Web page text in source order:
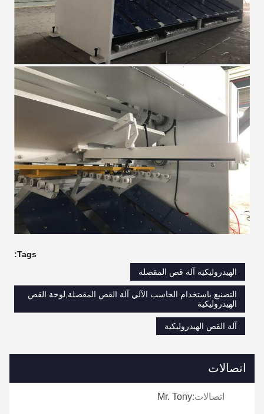
Tags:
الهيدروليكية آلة قص المقصلة
التصنيع باستخدام الحاسب الآلي آلة القص المقصلة,لوحة القص
الهيدروليكية
آلة القص الهيدروليكية
اتصالات
اتصالات:Mr. Tony